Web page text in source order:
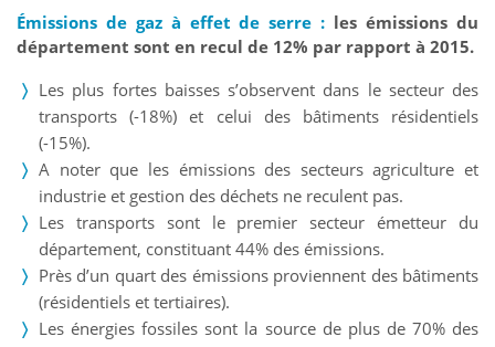
Émissions de gaz à effet de serre : les émissions du
département sont en recul de 12% par rapport à 2015.
Les plus fortes baisses s’observent dans le secteur des
transports (-18%) et celui des bâtiments résidentiels
(-15%).
A noter que les émissions des secteurs agriculture et
industrie et gestion des déchets ne reculent pas.
Les transports sont le premier secteur émetteur du
département, constituant 44% des émissions.
Près d’un quart des émissions proviennent des bâtiments
(résidentiels et tertiaires).
Les énergies fossiles sont la source de plus de 70% des